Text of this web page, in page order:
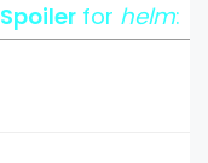
Spoilerfor helm: